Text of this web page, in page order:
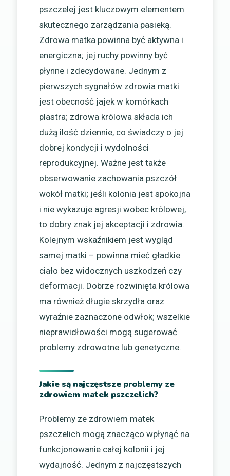
pszczelej jest kluczowym elementem
skutecznego zarządzania pasieką.
Zdrowa matka powinna być aktywna i
energiczna; jej ruchy powinny być
płynne i zdecydowane. Jednym z
pierwszych sygnałów zdrowia matki
jest obecność jajek w komórkach
plastra; zdrowa królowa składa ich
dużą ilość dziennie, co świadczy o jej
dobrej kondycji i wydolności
reprodukcyjnej. Ważne jest także
obserwowanie zachowania pszczół
wokół matki; jeśli kolonia jest spokojna
i nie wykazuje agresji wobec królowej,
to dobry znak jej akceptacji i zdrowia.
Kolejnym wskaźnikiem jest wygląd
samej matki – powinna mieć gładkie
ciało bez widocznych uszkodzeń czy
deformacji. Dobrze rozwinięta królowa
ma również długie skrzydła oraz
wyraźnie zaznaczone odwłok; wszelkie
nieprawidłowości mogą sugerować
problemy zdrowotne lub genetyczne.
Jakie są najczęstsze problemy ze
zdrowiem matek pszczelich?
Problemy ze zdrowiem matek
pszczelich mogą znacząco wpłynąć na
funkcjonowanie całej kolonii i jej
wydajność. Jednym z najczęstszych